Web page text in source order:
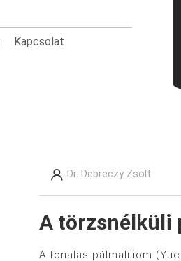
Kapcsolat
Dr. Debreczy Zsolt
A törzsnélküli
A fonalas pálmaliliom